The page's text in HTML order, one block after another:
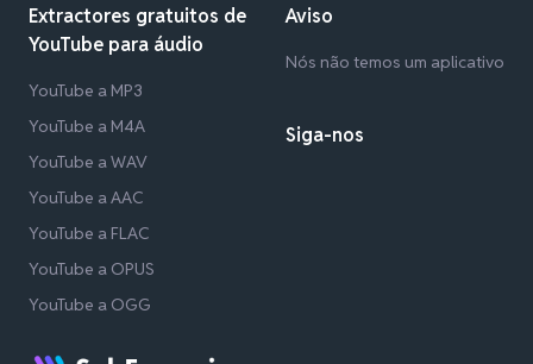
Extractores gratuitos de
YouTube para áudio
YouTube a MP3
YouTube a M4A
YouTube a WAV
YouTube a AAC
YouTube a FLAC
YouTube a OPUS
YouTube a OGG
Aviso
Nós não temos um aplicativo
Siga-nos